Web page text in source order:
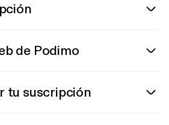
de Podimo
tu suscripción